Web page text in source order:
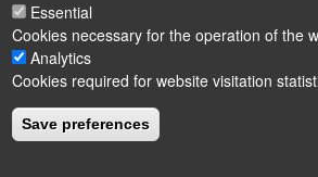
LÁBLÉC
Powered by
Essential
Cookies necessary for the operation of the
Analytics
Cookies required for website visitation
Save preferences